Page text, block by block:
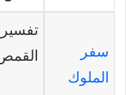
سفر
الملوك